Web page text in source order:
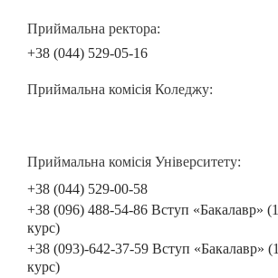
Приймальна ректора:
+38 (044) 529-05-16
Приймальна комісія Коледжу:
Приймальна комісія Університету:
+38 (044) 529-00-58
+38 (096) 488-54-86 Вступ «Бакалавр» (1
курс)
+38 (093)-642-37-59 Вступ «Бакалавр» (1
курс)